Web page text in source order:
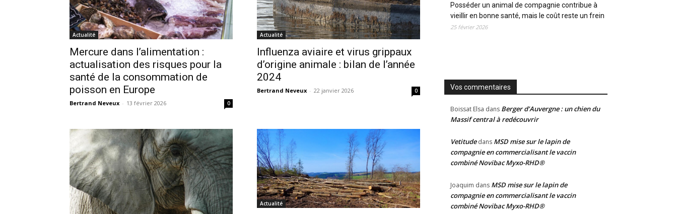
Actualité
Mercure dans l’alimentation :
actualisation des risques pour la
santé de la consommation de
poisson en Europe
Bertrand Neveux - 13 février 2026 0
Actualité
Influenza aviaire et virus grippaux
d’origine animale : bilan de l’année
2024
Bertrand Neveux - 22 janvier 2026 0
Actualité
Posséder un animal de compagnie contribue à
vieillir en bonne santé, mais le coût reste un frein
25 février 2026
Vos commentaires
Boissat Elsa dans Berger d’Auvergne : un chien du
Massif central à redécouvrir
Vetitudedans MSD mise sur le lapin de
compagnie en commercialisant le vaccin
combiné Novibac Myxo-RHD®
Joaquim dans MSD mise sur le lapin de
compagnie en commercialisant le vaccin
combiné Novibac Myxo-RHD®